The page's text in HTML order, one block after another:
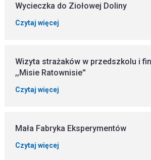
Wycieczka do Ziołowej Doliny
Czytaj więcej
Wizyta strażaków w przedszkolu i
,,Misie Ratownisie''
Czytaj więcej
Mała Fabryka Eksperymentów
Czytaj więcej